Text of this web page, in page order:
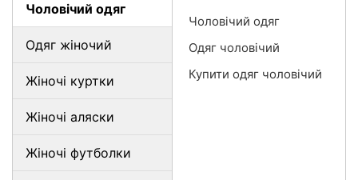
Чоловічий одяг
Одяг жіночий
Жіночі куртки
Жіночі аляски
Жіночі футболки
Чоловічий одяг
Одяг чоловічий
Купити одяг чоловічий